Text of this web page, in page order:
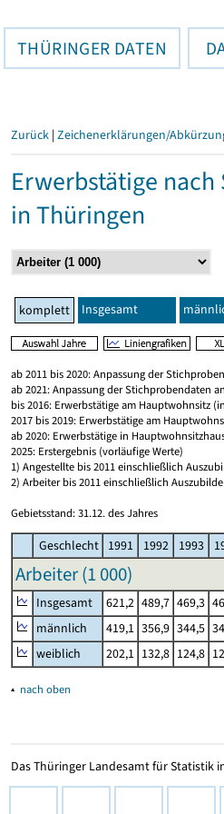
THÜRINGER DATEN
Zurück | Zeichenerklärungen/
Erwerbstätige
in Thüringen
komplett Insgesamt
ab 2011 bis 2020: Anpassung der
ab 2021: Anpassung der Stichprobendaten
bis 2016: Erwerbstätige am Hauptwohnsitz
2017 bis 2019: Erwerbstätige am
ab 2020: Erwerbstätige in
2025: Erstergebnis (vorläufige Werte)
1) Angestellte bis 2011 einschließlich
2) Arbeiter bis 2011 einschließlich
Gebietsstand: 31.12. des Jahres
Geschlecht 1991 1992 1993
Arbeiter (1 000)
Insgesamt 621,2 489,7 469,3
männlich
419,1 356,9 344,5
weiblich
202,1 132,8 124,8
▴ nach oben
Das Thüringer Landesamt für Statistik